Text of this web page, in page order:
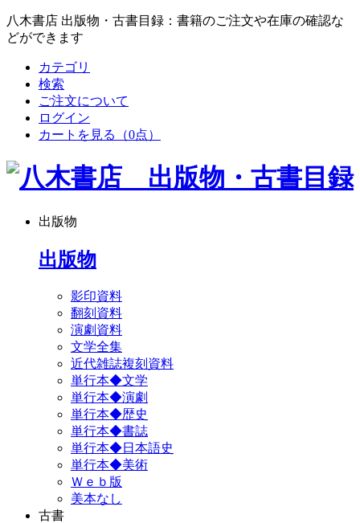
八木書店 出版物・古書目録：書籍のご注文や在庫の確認な
どができます
カテゴリ
検索
ご注文について
ログイン
カートを見る
（0点）
出版物
出版物
影印資料
翻刻資料
演劇資料
文学全集
近代雑誌複刻資料
単行本◆文学
単行本◆演劇
単行本◆歴史
単行本◆書誌
単行本◆日本語史
単行本◆美術
Ｗｅｂ版
美本なし
古書